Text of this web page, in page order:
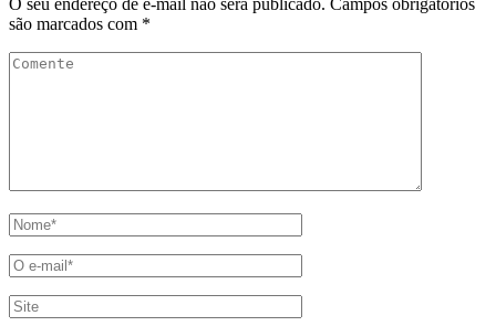
são marcados com *
Comente
Name*
Email*
Site